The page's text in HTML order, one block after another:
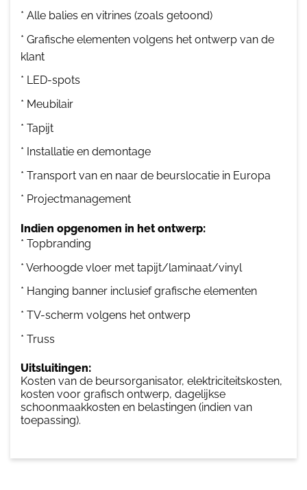
* Alle balies en vitrines (zoals getoond)
* Grafische elementen volgens het ontwerp van de
klant
* LED-spots
* Meubilair
* Tapijt
* Installatie en demontage
* Transport van en naar de beurslocatie in Europa
* Projectmanagement
Indien opgenomen in het ontwerp:
* Topbranding
* Verhoogde vloer met tapijt/laminaat/vinyl
* Hanging banner inclusief grafische elementen
* TV-scherm volgens het ontwerp
* Truss
Uitsluitingen:
Kosten van de beursorganisator, elektriciteitskosten,
kosten voor grafisch ontwerp, dagelijkse
schoonmaakkosten en belastingen (indien van
toepassing).